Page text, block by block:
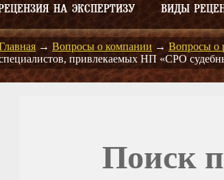
НА ЭКСПЕРТИЗУ ВИДЫ
→ Вопросы о компании → Вопросы о
привлекаемых НП «СРО
Поиск